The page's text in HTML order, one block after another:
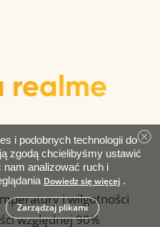
realme
i wilgotności
względnej 90%
i podobnych technologii do
zgodą chcielibyśmy ustawić
analizować ruch i
Dowiedz się więcej.
Zarządzaj plikami